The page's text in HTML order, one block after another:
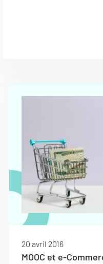
20 avril 2016
MOOC et e-